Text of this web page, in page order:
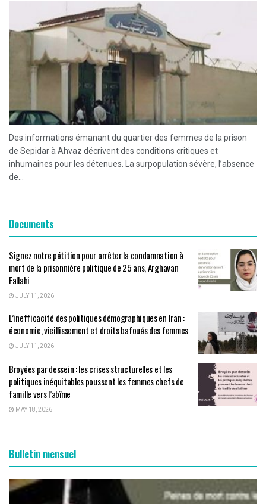
Des informations émanant du quartier des femmes de la prison
de Sepidar à Ahvaz décrivent des conditions critiques et
inhumaines pour les détenues. La surpopulation sévère, l’absence
de...
Documents
Signez notre pétition pour arrêter la condamnation à
mort de la prisonnière politique de 25 ans, Arghavan
Fallahi
JULY 11, 2026
L’inefficacité des politiques démographiques en Iran :
économie, vieillissement et droits bafoués des femmes
JULY 11, 2026
Broyées par dessein : les crises structurelles et les
politiques inéquitables poussent les femmes chefs de
famille vers l’abîme
MAY 18, 2026
Bulletin mensuel